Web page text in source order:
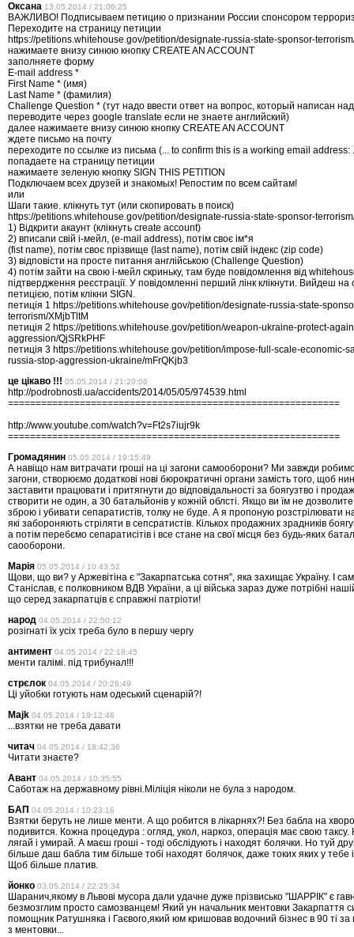
Оксана 13.05.2014 / 21:06:25
ВАЖЛИВО! Подписываем петицию о признании России спонсором
Переходите на страницу петиции
https://petitions.whitehouse.gov/petition/designate-russia-state-sponsor-
нажимаете внизу синюю кнопку CREATE AN ACCOUNT
заполняете форму
E-mail address *
First Name * (имя)
Last Name * (фамилия)
Challenge Question * (тут надо ввести ответ на вопрос, который написан
переводите через google translate если не знаете английский)
далее нажимаете внизу синюю кнопку CREATE AN ACCOUNT
ждете письмо на почту
переходите по ссылке из письма (... to confirm this is a working email address:
попадаете на страницу петиции
нажимаете зеленую кнопку SIGN THIS PETITION
Подключаем всех друзей и знакомых! Репостим по всем сайтам!
или
Шаги такие. клікнуть тут (или скопировать в поиск)
https://petitions.whitehouse.gov/petition/designate-russia-state-sponsor-
1) Відкрити акаунт (клікнуть create account)
2) вписаnи свій і-мейл, (e-mail address), потім своє ім*я
(fist name), потім своє прізвище (last name), потім свій індекс (zip code)
3) відповісти на просте питання англійською (Challenge Question)
4) потім зайти на свою і-мейл скриньку, там буде повідомлення від
підтвердження реєстрації. У повідомленні перший лінк клікнути. Вийдеш на
петицією, потім клікни SIGN.
петиція 1 https://petitions.whitehouse.gov/petition/designate-russia-state-
terrorism/XMjbTltM
петиція 2 https://petitions.whitehouse.gov/petition/weapon-ukraine-protect-
aggression/QjSRkPHF
петиція 3 https://petitions.whitehouse.gov/petition/impose-full-scale-economic-
russia-stop-aggression-ukraine/mFrQKjb3
це цікаво !!! 05.05.2014 / 21:20:06
http://podrobnosti.ua/accidents/2014/05/05/974539.html
============================================================
http://www.youtube.com/watch?v=Ft2s7iujr9k
============================================================
Громадянин 05.05.2014 / 19:15:49
А навіщо нам витрачати гроші на ці загони самооборони? Ми завжди робимо
загони, створюємо додаткові нові бюрократичні органи замість того, щоб
заставити працювати і притягнути до відповідальності за боягузтво і
створити не один, а 30 батальйонів у кожній облсті. Якщо ви їм не
зброю і убивати сепаратистів, толку не буде. А я пропоную розстрілювати на
які забороняють стріляти в сепсратистів. Кількох продажних зрадників
а потім перебємо сепаратисітів і все стане на свої місця без будь-яких
саооборони.
Марія 05.05.2014 / 10:43:52
Щови, що ви? у Аржевітіна є "Закарпатська сотня", яка захищає Україну. І
Станіслав, є полковником ВДВ України, а ці війська зараз дуже потрібні
що серед закарпатців є справжні патріоти!
народ 04.05.2014 / 22:50:12
розігнаті їх усіх треба було в першу чергу
антимент 04.05.2014 / 22:18:45
менти галімі. під трибунал!!!
стрєлок 04.05.2014 / 20:26:49
Ці уйобки готують нам одеський сценарій?!
Majk 04.05.2014 / 19:12:46
...взятки не треба давати
читач 04.05.2014 / 18:42:36
Читати знаєте?
Авант 04.05.2014 / 10:35:55
Саботаж на державному рівні.Міліція ніколи не була з народом.
БАП 04.05.2014 / 10:23:16
Взятки беруть не лише менти. А що робится в лікарнях?! Без бабла на
подивится. Кожна процедура : огляд, укол, наркоз, операція має свою
лягай і умирай. А маєш гроші - тоді обслідують і находят болячки. Но туй
більше даш бабла тим більше тобі находят болячок, даже токих яких у тебе
Щоб більше платив.
йонко 03.05.2014 / 22:25:34
Шаранич,якому в Львові мусора дали удачне дуже прізвисько "ШАРРІК" є
безмозглим просто самозванцем! Який ун начальник ментовки Закарпаття
помощник Ратушняка і Гаєвого,який юм кришовав водочний бізнес в 90 ті за
з ментовки...